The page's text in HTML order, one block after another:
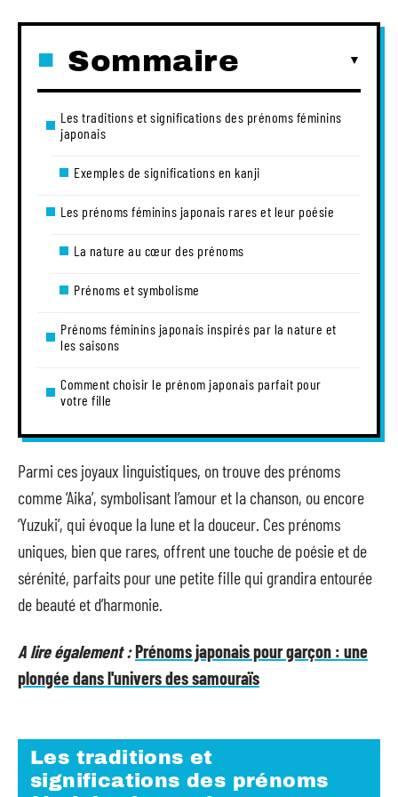
Sommaire
Les traditions et significations des prénoms féminins
japonais
Exemples de significations en kanji
Les prénoms féminins japonais rares et leur poésie
La nature au cœur des prénoms
Prénoms et symbolisme
Prénoms féminins japonais inspirés par la nature et
les saisons
Comment choisir le prénom japonais parfait pour
votre fille
Parmi ces joyaux linguistiques, on trouve des prénoms
comme ‘Aika’, symbolisant l’amour et la chanson, ou encore
‘Yuzuki’, qui évoque la lune et la douceur. Ces prénoms
uniques, bien que rares, offrent une touche de poésie et de
sérénité, parfaits pour une petite fille qui grandira entourée
de beauté et d’harmonie.
A lire également :Prénoms japonais pour garçon : une
plongée dans l'univers des samouraïs
Les traditions et
significations des prénoms